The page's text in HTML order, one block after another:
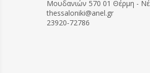
Μουδανιών 570 01 Θέρμη -
thessaloniki@anel.gr
23920-72786